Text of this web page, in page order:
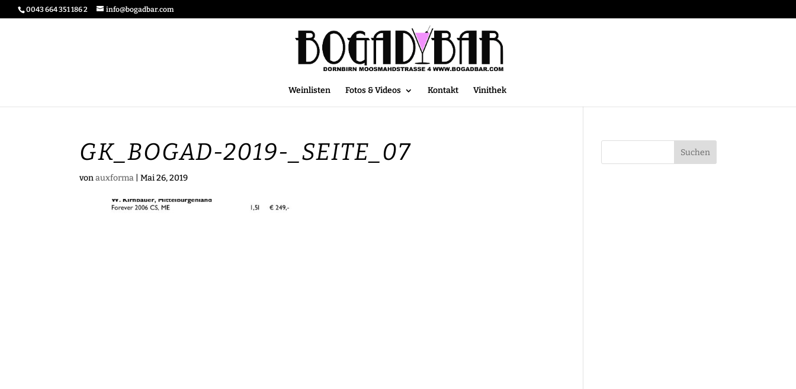
0043 664 351 186 2 info@bogadbar.com
Weinlisten Fotos & Videos Kontakt Vinithek
GK_BOGAD-2019-_SEITE_07
vonauxforma |Mai 26, 2019